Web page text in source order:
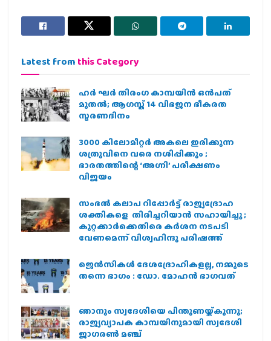
Latest from this Category
ഹര്‍ ഘര്‍ തിരംഗ കാമ്പയിന്‍ ഒന്‍പത്
മുതല്‍; ആഗസ്ത് 14 വിഭജന ഭീകരത
സ്മരണദിനം
3000 കിലോമീറ്റർ അകലെ ഇരിക്കുന്ന
ശത്രുവിനെ വരെ നശിപ്പിക്കും ;
ഭാരതത്തിന്റെ ‘അഗ്നി’ പരീക്ഷണം
വിജയം
സംഭൽ കലാപ റിപ്പോർട്ട് രാജ്യദ്രോഹ
ശക്തികളെ തിരിച്ചറിയാൻ സഹായിച്ചു ;
കുറ്റക്കാർക്കെതിരെ കർശന നടപടി
വേണമെന്ന് വിശ്വഹിന്ദു പരിഷത്ത്
ജെന്‍സികള്‍ ദേശദ്രോഹികളല്ല, നമ്മുടെ
തന്നെ ഭാഗം : ഡോ. മോഹന്‍ ഭാഗവത്
ഞാനും സ്വദേശിയെ പിന്തുണയ്ക്കുന്നു;
രാജ്യവ്യാപക കാമ്പയിനുമായി സ്വദേശി
ജാഗരണ്‍ മഞ്ച്